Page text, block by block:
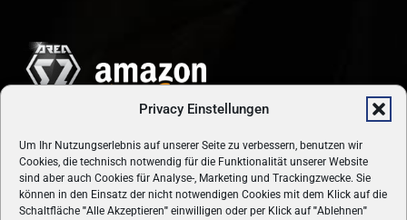
Privacy Einstellungen
Um Ihr Nutzungserlebnis auf unserer Seite zu verbessern, benutzen wir
Cookies, die technisch notwendig für die Funktionalität unserer Website
sind aber auch Cookies für Analyse-, Marketing und Trackingzwecke. Sie
können in den Einsatz der nicht notwendigen Cookies mit dem Klick auf die
Schaltfläche "Alle Akzeptieren" einwilligen oder per Klick auf"Ablehnen"